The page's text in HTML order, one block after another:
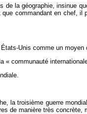
la géographie, insinue
commandant en chef,
Unis comme un moyen
« communauté
la troisième guerre
de manière très concrète,